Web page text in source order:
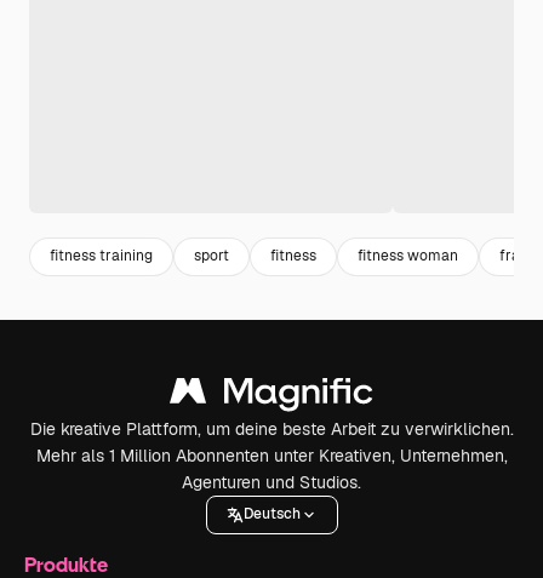
fitness training sport fitness fitness woman frau
Die kreative Plattform, um deine beste Arbeit zu verwirklichen.
Mehr als 1 Million Abonnenten unter Kreativen, Unternehmen,
Agenturen und Studios.
Deutsch
Produkte